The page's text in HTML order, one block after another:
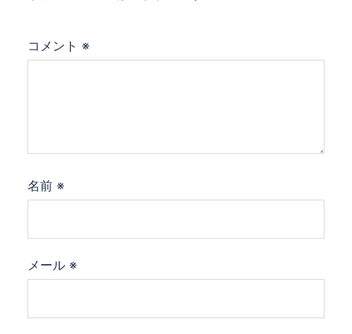
コメント ※
名前 ※
メール ※